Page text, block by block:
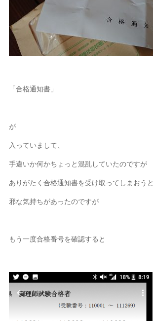
「合格通知書」
が
入っていまして、
手違いか何かちょっと混乱していたのですが
ありがたく合格通知書を受け取ってしまおうと
邪な気持ちがあったのですが
もう一度合格番号を確認すると